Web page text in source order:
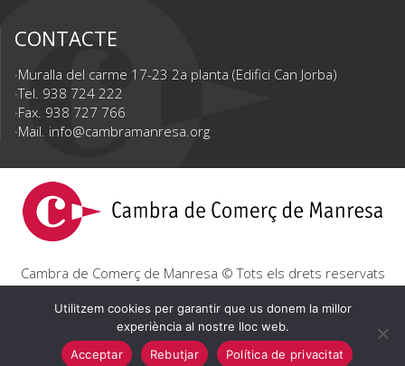
CONTACTE
Muralla del carme 17-23 2a planta (Edifici Can Jorba)
Tel. 938 724 222
Fax. 938 727 766
Mail. info@cambramanresa.org
Cambra de Comerç de Manresa © Tots els drets reservats
Avís Legal Política de privacitat Política de cookies
Utilitzem cookies per garantir que us donem la millor
experiència al nostre lloc web.
Acceptar
Rebutjar Política de privacitat